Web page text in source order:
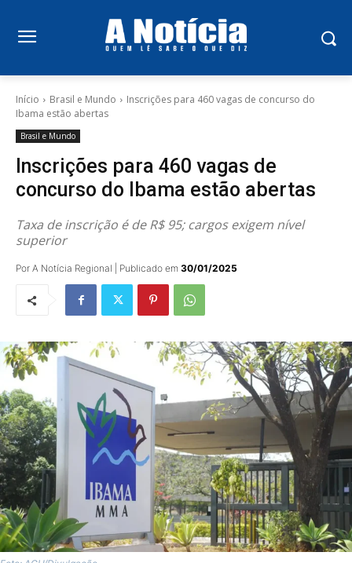
Início Brasil e Mundo
Inscrições para 460 vagas de concurso do
Ibama estão abertas
Brasil e Mundo
Inscrições para 460 vagas de
concurso do Ibama estão abertas
Taxa de inscrição é de R$ 95; cargos exigem nível
superior
Por A Notícia Regional | Publicado em 30/01/2025